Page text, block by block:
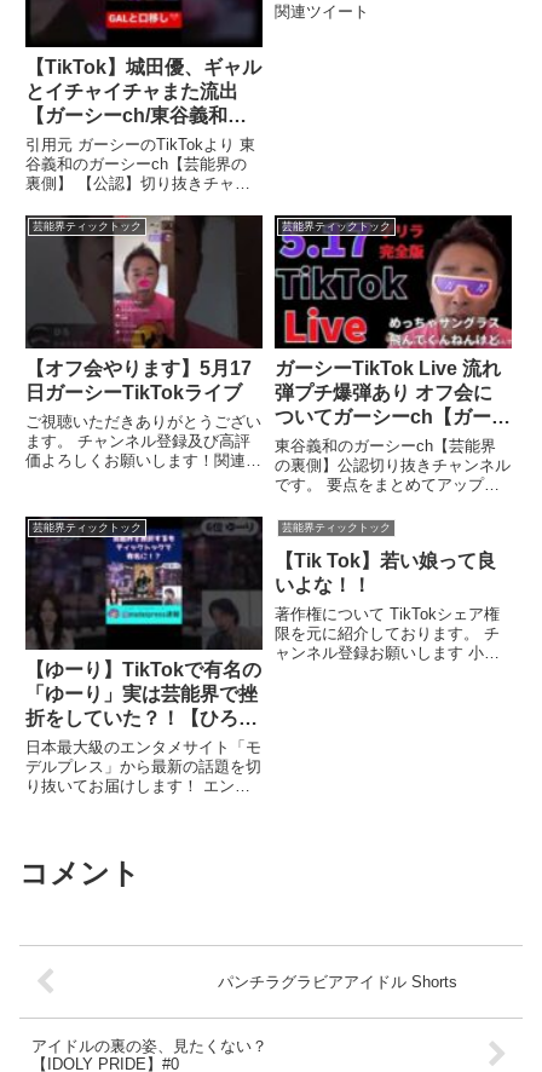
【TikTok】城田優、ギャル
とイチャイチャまた流出
【ガーシーch/東谷義和】
#shorts
引用元 ガーシーのTikTokより 東
谷義和のガーシーch【芸能界の
裏側】 【公認】切り抜きチャン
連ツイート
関連ツイート
芸能界ティックトック
【オフ会やります】5月17
日ガーシーTikTokライブ
ご視聴いただきありがとうござい
ます。 チャンネル登録及び高評
価よろしくお願いします！関連ツ
芸能界ティックトック
ガーシーTikTok Live 流れ
弾プチ爆弾あり オフ会に
ついてガーシーch【ガーシ
ー切り抜き】
東谷義和のガーシーch【芸能界
の裏側】公認切り抜きチャンネル
です。 要点をまとめてアップし
...関連ツイート
芸能界ティックトック
【ゆーり】TikTokで有名の
「ゆーり」実は芸能界で挫
折をしていた？！【ひろゆ
き 西村ほのか】
【modelpress】 #Shorts
日本最大級のエンタメサイト「モ
デルプレス」から最新の話題を切
り抜いてお届けします！ エンタ
芸能界ティックトック
【Tik Tok】若い娘って良
いよな！！
著作権について TikTokシェア権
限を元に紹介しております。 チ
ャンネル登録お願いします 小林
コメント
パンチラグラビアアイドル Shorts
アイドルの裏の姿、見たくない？
【IDOLY PRIDE】#0